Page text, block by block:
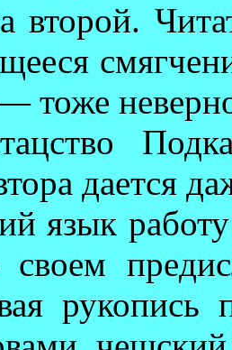
второй.
тоже
дается
язык
своем преди
рукопись